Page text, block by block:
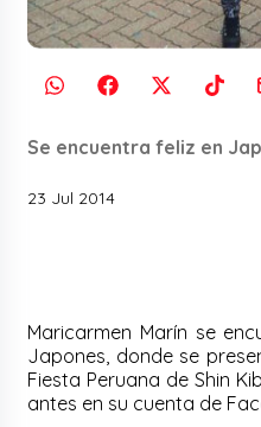
Se encuentra feliz en
23 Jul 2014
Maricarmen Marín se
Japones, donde se
Fiesta Peruana de Shin
antes en su cuenta de